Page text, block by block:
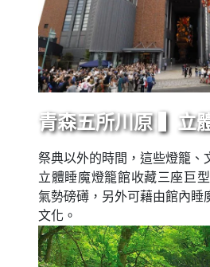
青森五所川原 ▍立
祭典以外的時間，這些燈籠、
立體睡魔燈籠館收藏三座巨
氣勢磅礡，另外可藉由館內睡
文化。